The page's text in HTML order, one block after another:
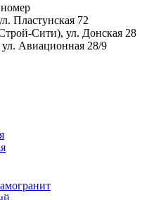
Пластунская 72
Сити), ул. Донская 28
Авиационная 28/9